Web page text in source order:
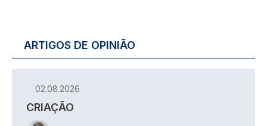
ARTIGOS DE OPINIÃO
02.08.2026
CRIAÇÃO